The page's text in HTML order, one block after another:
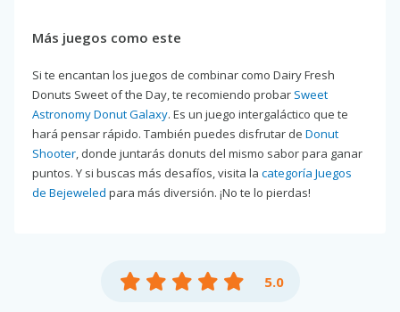
Más juegos como este
Si te encantan los juegos de combinar como Dairy Fresh
Donuts Sweet of the Day, te recomiendo probar Sweet
Astronomy Donut Galaxy. Es un juego intergaláctico que te
hará pensar rápido. También puedes disfrutar de Donut
Shooter, donde juntarás donuts del mismo sabor para ganar
puntos. Y si buscas más desafíos, visita la categoría Juegos
de Bejeweled para más diversión. ¡No te lo pierdas!
5.0